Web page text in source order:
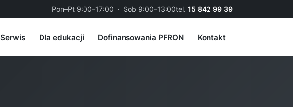
Pon–Pt 9:00–17:00 · Sob 9:00–13:00tel. 15 842 99 39
Serwis Dla edukacji Dofinansowania PFRON Kontakt